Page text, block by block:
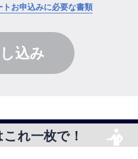
トお申込みに必要な書類
込み
れ一枚で！